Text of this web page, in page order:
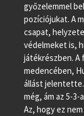
győzelemmel
pozíciójukat. A
csapat,
védelmeket is,
játékrészben.
medencében,
állást jelentette.
még, ám az 5-
Az, hogy ez